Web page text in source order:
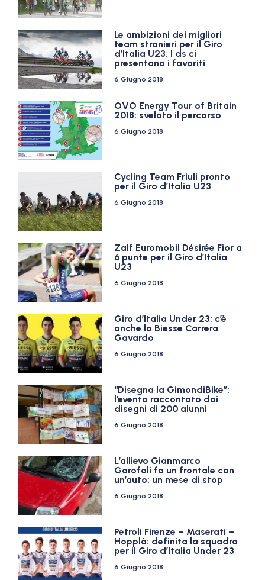
Le ambizioni dei migliori
team stranieri per il Giro
d’Italia U23. I ds ci
presentano i favoriti
6 Giugno 2018
OVO Energy Tour of Britain
2018: svelato il percorso
6 Giugno 2018
Cycling Team Friuli pronto
per il Giro d’Italia U23
6 Giugno 2018
Zalf Euromobil Désirée Fior a
6 punte per il Giro d’Italia
U23
6 Giugno 2018
Giro d’Italia Under 23: c’è
anche la Biesse Carrera
Gavardo
6 Giugno 2018
“Disegna la GimondiBike”:
l’evento raccontato dai
disegni di 200 alunni
6 Giugno 2018
L’allievo Gianmarco
Garofoli fa un frontale con
un’auto: un mese di stop
6 Giugno 2018
Petroli Firenze – Maserati –
Hopplà: definita la squadra
per il Giro d’Italia Under 23
6 Giugno 2018